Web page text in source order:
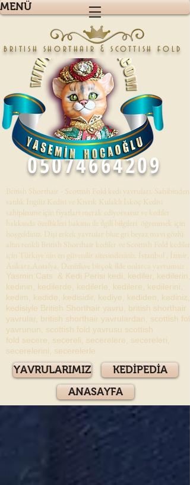
MENÜ
british shorthair & scottish fold
05074664209
British Shorthair - Scottish Fold kedi yavruları. Sahibinden
satılık İngiliz Kedisi ve Kıvrık Kulaklı İskoç Kedisi
sahiplenme için fiyatları merak ediyorsanız ve kediler
hakkında özellikleri bakımı ile ilgili bilgileri öğrenmek için
hoşgeldiniz. Dişi erkek yavrular blue gri beyaz mavi gözlü
altın renkli British Shorthair kediler ve Scottish Fold kedileri
için Türkiye'nin en güvenilir sitesindesiniz. İstanbul , İzmir,
Ankara,Antalya, Denizli,ve birçok ilde onlarca yavrumuz .
Yasmin Cats & Kedi Perisi kedi, kediler, kedilerin,
kedinin, kedilerde, kedilerle, kedilere, kedilerini,
kedim, kedide, kedisidir, kediye, kediden, kediniz,
kedisiyle British Shorthair yavru, british shorthair
yavrular, british shorthair yavrulardan, scottish fold
yavrunun, scottish fold yavrusu scottish
fold secere, secereli, secerelere, secereleri,
secerelerini, secerelerle
YAVRULARIMIZ
KEDİPEDİA
ANASAYFA